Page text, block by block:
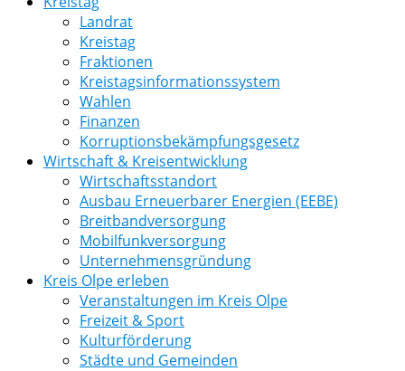
Landrat
Kreistag
Fraktionen
Kreistagsinformationssystem
Wahlen
Finanzen
Korruptionsbekämpfungsgesetz
Wirtschaft & Kreisentwicklung
Wirtschaftsstandort
Ausbau Erneuerbarer Energien (EEBE)
Breitbandversorgung
Mobilfunkversorgung
Unternehmensgründung
Kreis Olpe erleben
Veranstaltungen im Kreis Olpe
Freizeit & Sport
Kulturförderung
Städte und Gemeinden